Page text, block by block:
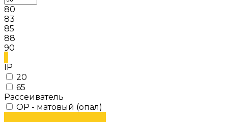
80
83
85
88
90
IP
20
65
Рассеиватель
OP - матовый (опал)